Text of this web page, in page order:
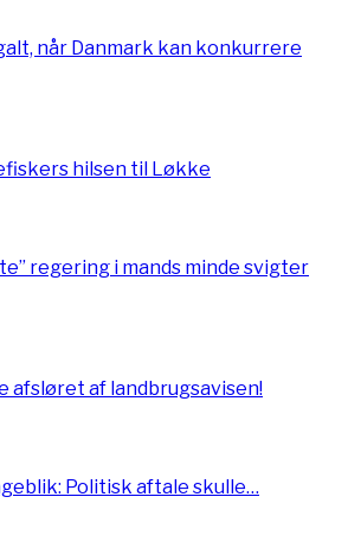
når Danmark kan konkurrere
hilsen til Løkke
regering i mands minde svigter
afsløret af landbrugsavisen!
Politisk aftale skulle…